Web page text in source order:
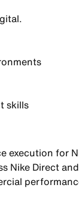
skills
execution for
Nike Direct